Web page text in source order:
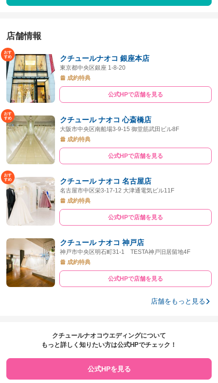
店舗情報
公式HPで店舗を見る
クチュールナオコ 銀座本店
東京都中央区銀座 1-8-20
成約特典
公式HPで店舗を見る
クチュール ナオコ 心斎橋店
大阪市中央区南船場3-9-15 御堂筋武田ビル8F
成約特典
公式HPで店舗を見る
クチュール ナオコ 名古屋店
名古屋市中区栄3-17-12 大津通電気ビル11F
成約特典
公式HPで店舗を見る
クチュール ナオコ 神戸店
神戸市中央区明石町31-1 TESTA神戸旧居留地4F
成約特典
店舗をもっと見る
クチュールナオコウエディングについて
もっと詳しく知りたい方は公式HPでチェック！
公式HPを見る